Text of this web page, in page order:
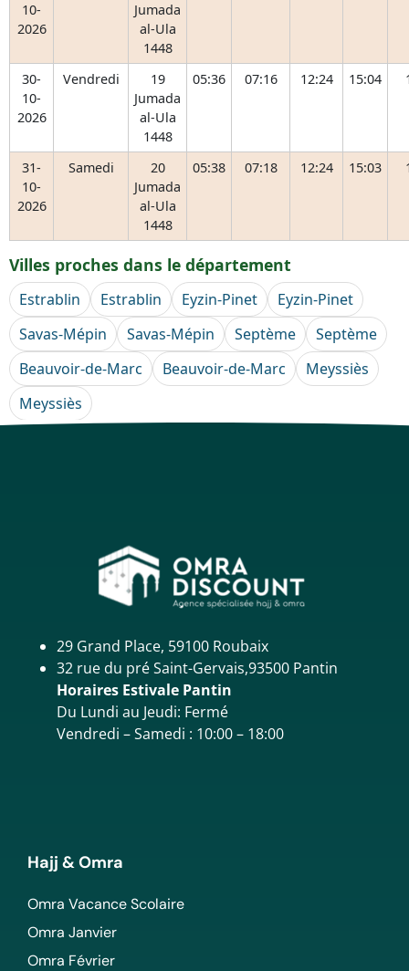
10-
2026
Jumada
al-Ula
1448
30-
10-
2026
Vendredi
19
Jumada
al-Ula
1448
05:36 07:16 12:24 15:04
31-
10-
2026
Samedi
20
Jumada
al-Ula
1448
05:38 07:18 12:24 15:03
Villes proches dans le département
Estrablin Estrablin Eyzin-Pinet
Eyzin-Pinet
Savas-Mépin
Savas-Mépin Septème
Septème
Beauvoir-de-Marc
Beauvoir-de-Marc
Meyssiès
Meyssiès
29 Grand Place, 59100 Roubaix
32 rue du pré Saint-Gervais,93500 Pantin
Horaires Estivale Pantin
Du Lundi au Jeudi: Fermé
Vendredi – Samedi : 10:00 – 18:00
Hajj & Omra
Omra Vacance Scolaire
Omra Janvier
Omra Février